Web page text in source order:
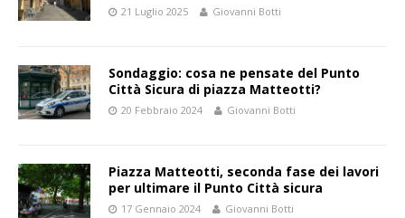
21 Luglio 2025 Giovanni Botti
Sondaggio: cosa ne pensate del Punto
Città Sicura di piazza Matteotti?
20 Febbraio 2024 Giovanni Botti
Piazza Matteotti, seconda fase dei lavori
per ultimare il Punto Città sicura
17 Gennaio 2024 Giovanni Botti